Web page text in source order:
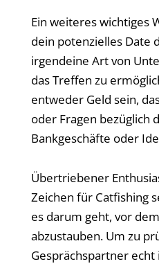
Ein weiteres wichtiges
dein potenzielles Date
irgendeine Art von
das Treffen zu
entweder Geld sein,
oder Fragen bezüglich
Bankgeschäfte oder
Übertriebener
Zeichen für Catfishing
es darum geht, vor
abzustauben. Um zu
Gesprächspartner